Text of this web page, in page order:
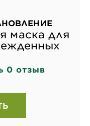
маска для
0 отзыв